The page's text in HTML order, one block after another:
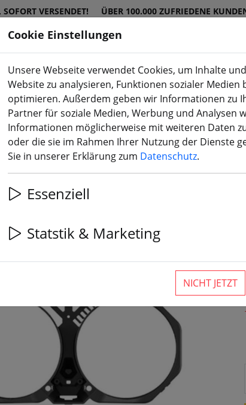
VERSENDET! ÜBER 100.000 ZUFRIEDENE
Equipmen
t
DJI
Shop
Akku
s
r
Cookie Einstellungen
Unsere Webseite verwendet Cookies, um Inhalte
Website zu analysieren, Funktionen sozialer
optimieren. Außerdem geben wir Informationen zu
Partner für soziale Medien, Werbung und Analysen
Informationen möglicherweise mit weiteren Daten
oder die sie im Rahmen Ihrer Nutzung der Dienste
Sie in unserer Erklärung zum Datenschutz.
Essenziell
Statstik & Marketing
NICHT JETZT